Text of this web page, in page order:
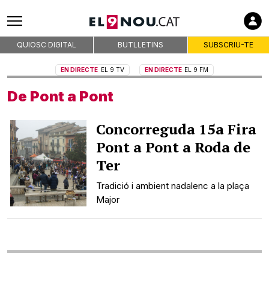
Empreses col·laboradores
Premsa d'Osona
Qui som
On som
Codi deontològic
Premis
Contacte
Avís legal
Política de cookies
QUIOSC DIGITAL BUTLLETINS SUBSCRIU-TE
EN DIRECTE EL 9 TV EN DIRECTE EL 9 FM
De Pont a Pont
Concorreguda 15a Fira
Pont a Pont a Roda de
Ter
Tradició i ambient nadalenc a la plaça
Major